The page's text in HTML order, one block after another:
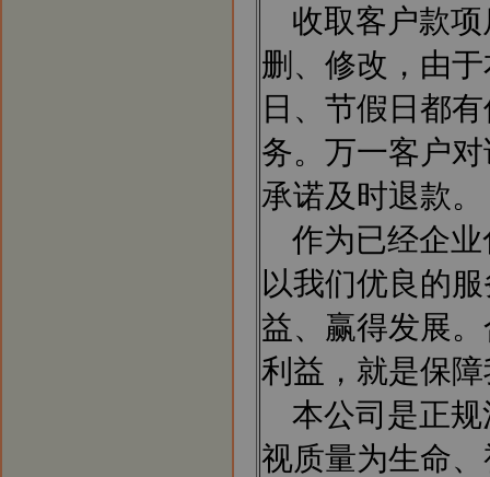
收取客户款项
删、修改，由
日、节假日都
务。万一客户
承诺及时退款。
作为已经企业
以我们优良的
益、赢得发展
利益，就是保
本公司是正规
视质量为生命